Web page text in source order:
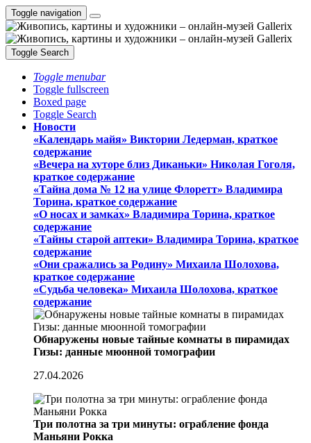
Toggle navigation
Toggle Search
Toggle menubar
Toggle fullscreen
Boxed page
Toggle Search
Новости
«Календарь майя» Виктории Ледерман, краткое
содержание
«Вечера на хуторе близ Диканьки» Николая Гоголя,
краткое содержание
«Тайна дома № 12 на улице Флоретт» Владимира
Торина, краткое содержание
«О носах и замка́х» Владимира Торина, краткое
содержание
«Тайны старой аптеки» Владимира Торина, краткое
содержание
«Они сражались за Родину» Михаила Шолохова,
краткое содержание
«Судьба человека» Михаила Шолохова, краткое
содержание
Обнаружены новые тайные комнаты в пирамидах
Гизы: данные мюонной томографии
27.04.2026
Три полотна за три минуты: ограбление фонда
Маньяни Рокка